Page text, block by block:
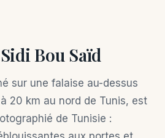
Bou Saïd
sur une falaise au-dessus
20 km au nord de Tunis, est
de Tunisie :